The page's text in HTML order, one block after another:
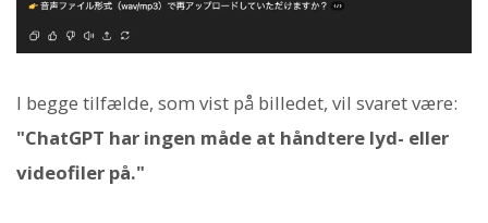
I begge tilfælde, som vist på billedet, vil svaret være:
"ChatGPT har ingen måde at håndtere lyd- eller
videofiler på."